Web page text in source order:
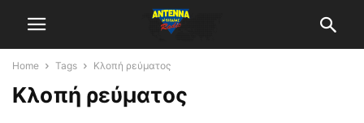
Home Tags Κλοπή ρεύματος
Κλοπή ρεύματος